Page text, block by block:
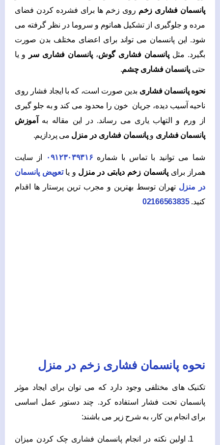
پانسمان فشاری زخم روی زخم ها برای فشرده کردن فضای
مرده و جلوگیری از تشکیل هماتوم و سروما در نظر گرفته می
شود. این پانسمان می تواند برای اعضای مختلف بدن صورت
بگیرد. مثلپانسمان فشاری گوش، پانسمان فشاری سر
و یا
حتی پانسمان فشاری چشم.
نحوه پانسمان فشاری بدین صورت است، که با ایجاد فشار روی
ناحیه آسیب دیده، جریان خون را محدود می کند و به جلو گیری
از ورم و التهاب یاری می رساند. در این مقاله به
آموزش
پانسمان فشاری وپانسمان فشاری در منزل می پردازیم.
شما می توانید با تماس با شماره ۰۹۱۲۳۰۳۹۳۱۶
از سایت
همراز برایپانسمان زخم دیابتی در منزل و یاتعویض پانسمان
در منزل تهران توسط بهترین و مجرب ترین پرستار ها اقدام
کنید.02166563835
نحوه پانسمان فشاری زخم در منزل
تکنیک های مختلفی وجود دارد که می توان برای ایجاد موثر
پانسمان تحت فشار استفاده کرد. چند دستور عمل اساسی
برای انجام ین کار، به شرح زیر می باشند:
اولین نکته در انجام پانسمان فشاری چک کردن میزان